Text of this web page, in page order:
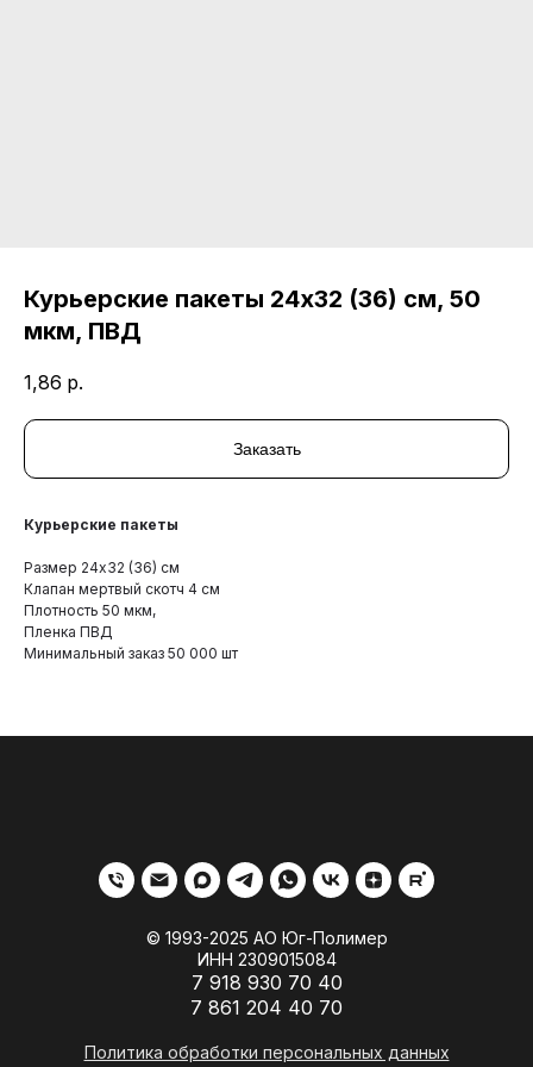
Курьерские пакеты 24х32 (36) см, 50
мкм, ПВД
1,86 р.
Заказать
Курьерские пакеты
Размер 24х32 (36) см
Клапан мертвый скотч 4 см
Плотность 50 мкм,
Пленка ПВД
Минимальный заказ 50 000 шт
© 1993-2025 АО Юг-Полимер
ИНН 2309015084
7 918 930 70 40
7 861 204 40 70
Политика обработки персональных данных